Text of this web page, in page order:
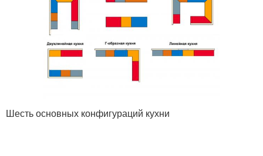
Шесть основных конфигураций кухни